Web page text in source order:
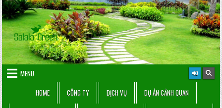
Skip
to
content
MENU
HOME
CÔNG TY DỊCH VỤ DỰ ÁN CẢNH QUAN